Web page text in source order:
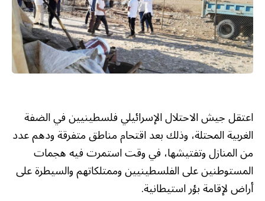
اعتقل جيش الاحتلال الإسرائيلي فلسطينيين في الضفة
الغربية المحتلة، وذلك بعد اقتحام مناطق متفرقة ودهم عدد
من المنازل وتفتيشها، في وقت استمرت فيه هجمات
المستوطنين على الفلسطينيين وممتلكاتهم والسيطرة على
أراض لإقامة بؤر استيطانية.